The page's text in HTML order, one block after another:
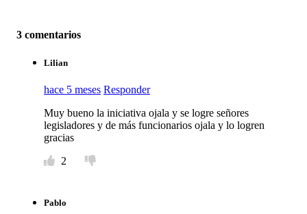
3 comentarios
Lilian
hace 5 meses Responder
Muy bueno la iniciativa ojala y se logre señores
legisladores y de más funcionarios ojala y lo logren
gracias
2
Pablo